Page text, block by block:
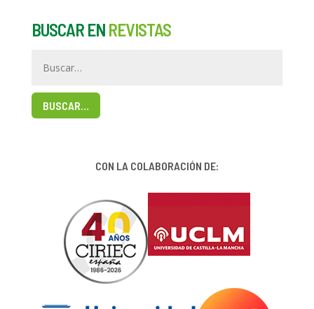
BUSCAR EN REVISTAS
BUSCAR…
CON LA COLABORACIÓN DE: